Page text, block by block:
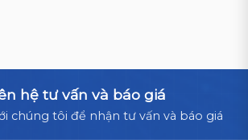
hệ tư vấn và báo giá
chúng tôi để nhận tư vấn và báo giá